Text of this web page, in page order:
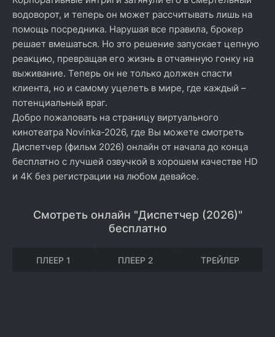
водоворот, и теперь он может рассчитывать лишь на
помощь посредника. Нарушая все правила, брокер
решает вмешаться. Но это решение запускает цепную
реакцию, превращая его жизнь в отчаянную гонку на
выживание. Теперь он не только должен спасти
клиента, но и самому уцелеть в мире, где каждый –
потенциальный враг.
Добро пожаловать на страницу виртуального
кинотеатра Novinka-2026, где Вы можете смотреть
Диспетчер (фильм 2026) онлайн от начала до конца
бесплатно с лучшей озвучкой в хорошем качестве HD
и 4K без регистрации на любом девайсе.
Смотреть онлайн "Диспетчер (2026)"
бесплатно
ПЛЕЕР 1 ПЛЕЕР 2 ТРЕЙЛЕР